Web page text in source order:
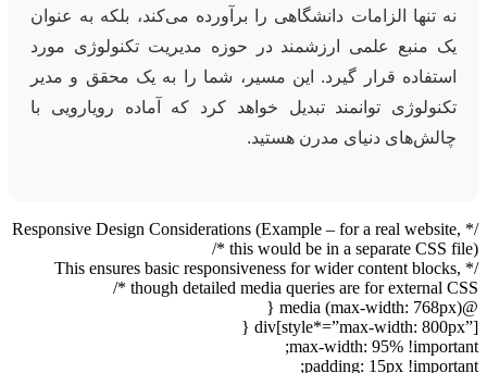
نه تنها الزامات دانشگاهی را برآورده می‌کند، بلکه به عنوان
یک منبع علمی ارزشمند در حوزه مدیریت تکنولوژی مورد
استفاده قرار گیرد. این مسیر، شما را به یک محقق و مدیر
تکنولوژی توانمند تبدیل خواهد کرد که آماده رویارویی با
چالش‌های دنیای مدرن هستید.
/* Responsive Design Considerations (Example – for a real website,
this would be in a separate CSS file) */
/* This ensures basic responsiveness for wider content blocks,
though detailed media queries are for external CSS */
@media (max-width: 768px) {
div[style*=”max-width: 800px”] {
max-width: 95% !important;
padding: 15px !important;